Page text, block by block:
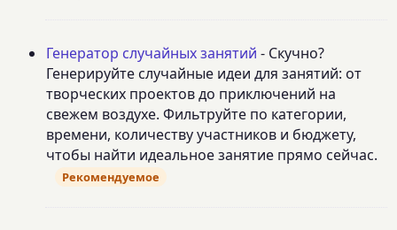
Генератор случайных занятий - Скучно?
Генерируйте случайные идеи для занятий: от
творческих проектов до приключений на
свежем воздухе. Фильтруйте по категории,
времени, количеству участников и бюджету,
чтобы найти идеальное занятие прямо сейчас.
Рекомендуемое